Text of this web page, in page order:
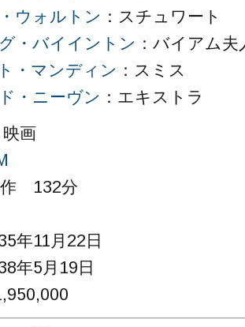
ウォルトン ：スチュワート
・バイイントン ：バイアム夫
・マンディン ：スミス
・ニーヴン ：エキストラ
画
作 132分
年11月22日
年5月19日